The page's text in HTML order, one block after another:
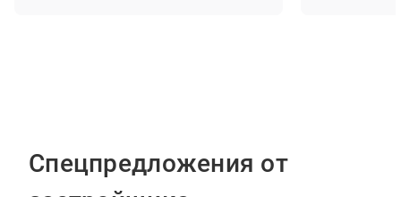
Спецпредложения от